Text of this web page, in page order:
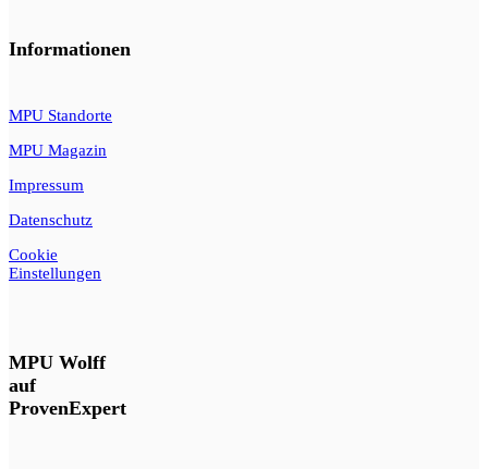
Informationen
MPU Standorte
MPU Magazin
Impressum
Datenschutz
Cookie
Einstellungen
MPU Wolff
auf
ProvenExpert